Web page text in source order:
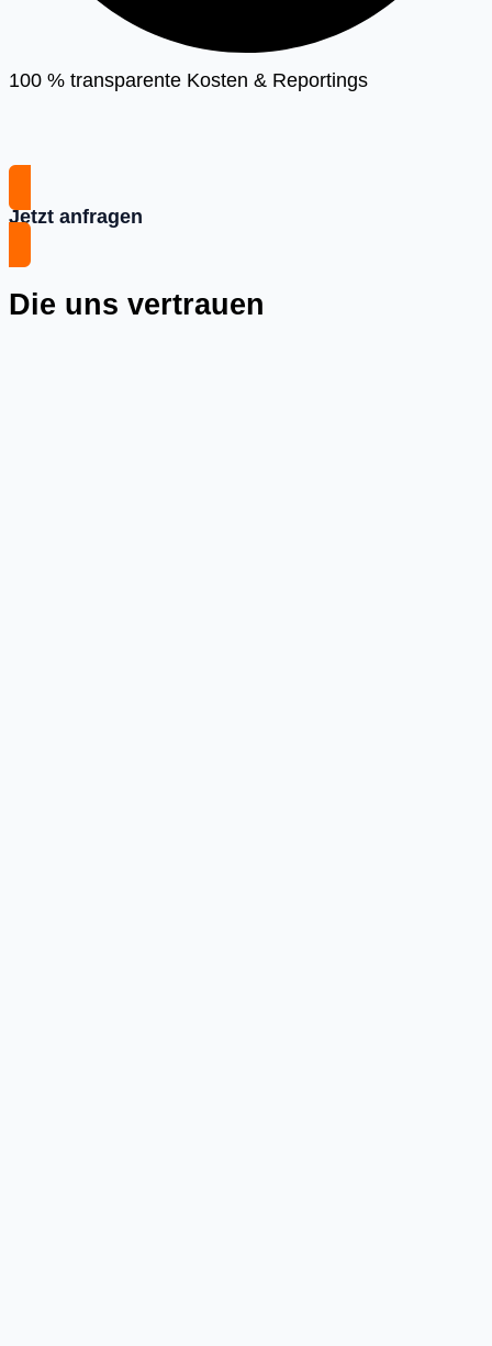
100 % transparente Kosten & Reportings
Jetzt anfragen
Die uns vertrauen